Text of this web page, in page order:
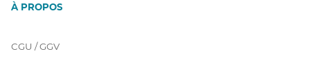
À PROPOS
CGU / GGV